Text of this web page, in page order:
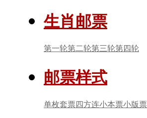
生肖邮票
第一轮第二轮第三轮第四轮
邮票样式
单枚套票 四方连小本票小版票